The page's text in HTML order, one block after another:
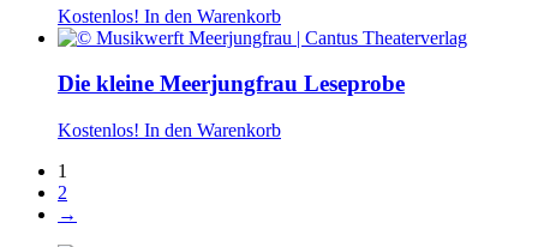
Kostenlos! In den Warenkorb
Die kleine Meerjungfrau Leseprobe
Kostenlos! In den Warenkorb
1
2
→